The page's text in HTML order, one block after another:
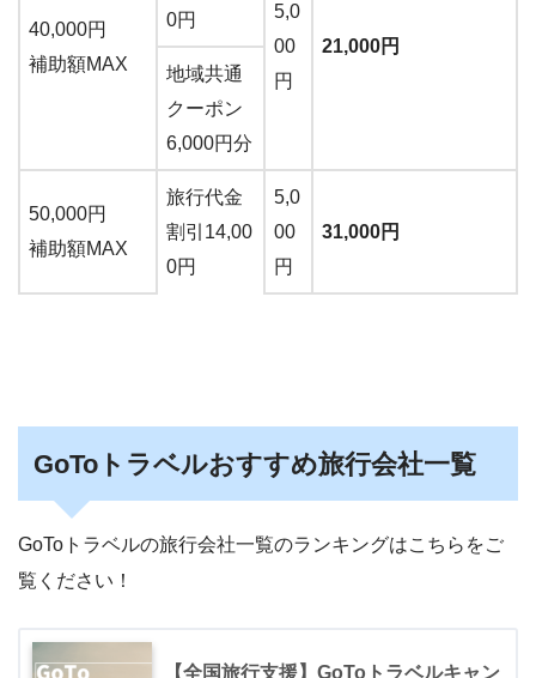
40,000円
補助額MAX
0円
5,0
00
円
21,000円
地域共通
クーポン
6,000円分
50,000円
補助額MAX
旅行代金
割引14,00
0円
5,0
00
円
31,000円
GoToトラベルおすすめ旅行会社一覧
GoToトラベルの旅行会社一覧のランキングはこちらをご
覧ください！
【全国旅行支援】GoToトラベルキャン